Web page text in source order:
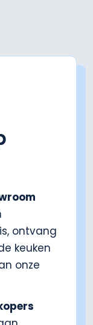
ontvang
keuken
onze